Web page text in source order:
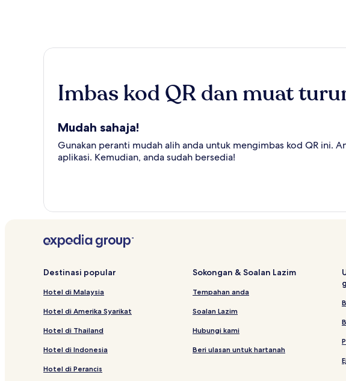
Imbas kod QR dan muat
Mudah sahaja!
Gunakan peranti mudah alih anda untuk mengimbas kod QR ini.
aplikasi. Kemudian, anda sudah bersedia!
Destinasi popular
Hotel di Malaysia
Hotel di Amerika Syarikat
Hotel di Thailand
Hotel di Indonesia
Hotel di Perancis
Sokongan & Soalan Lazim
Tempahan anda
Soalan Lazim
Hubungi kami
Beri ulasan untuk hartanah